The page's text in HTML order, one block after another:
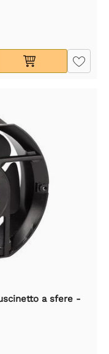
a sfere -